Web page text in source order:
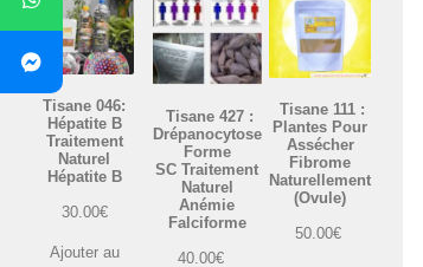
Tisane 046:
Hépatite B
Traitement
Naturel
Hépatite B
30.00€
Ajouter au
Tisane 427 :
Drépanocytose
Forme
SC Traitement
Naturel
Anémie
Falciforme
40.00€
Tisane 111 :
Plantes Pour
Assécher
Fibrome
Naturellement
(Ovule)
50.00€